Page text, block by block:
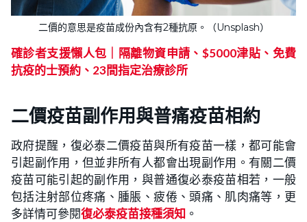
二價的意思是疫苗成份內含有2種抗原。（Unsplash）
確診者支援懶人包｜隔離物資申請、$5000津貼、免費
抗疫的士預約、23間指定治療診所
二價疫苗副作用與普痛疫苗相約
政府提醒，復必泰二價疫苗與所有疫苗一樣，都可能會
引起副作用，但並非所有人都會出現副作用。有關二價
疫苗可能引起的副作用，與普通復必泰疫苗相若，一般
包括注射部位疼痛、腫脹、疲倦、頭痛、肌肉痛等，更
多詳情可參閱復必泰疫苗接種須知 。